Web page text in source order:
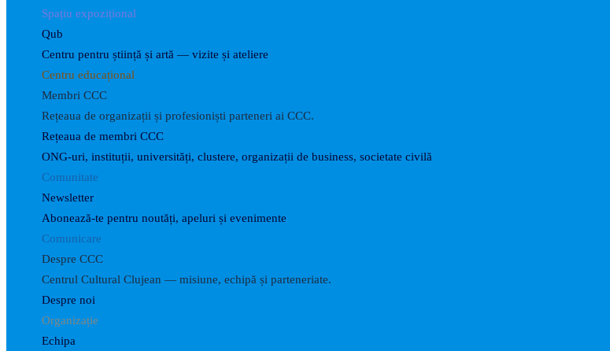
Spațiu expozițional
Qub
Centru pentru știință și artă — vizite și ateliere
Centru educațional
Membri CCC
Rețeaua de organizații și profesioniști parteneri ai CCC.
Rețeaua de membri CCC
ONG-uri, instituții, universități, clustere, organizații de business, societate civilă
Comunitate
Newsletter
Abonează-te pentru noutăți, apeluri și evenimente
Comunicare
Despre CCC
Centrul Cultural Clujean — misiune, echipă și parteneriate.
Despre noi
Organizație
Echipa